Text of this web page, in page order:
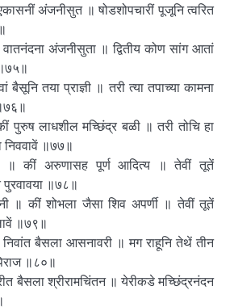
अंजनीसुत ॥ षोडशोपचारीं पूजूनि त्वरित
वातनंदना अंजनीसुता ॥ द्वितीय कोण सांग आतां
तया प्राज्ञी ॥ तरी त्या तपाच्या कामना
पुरुष लाधशील मच्छिंद्र बळी ॥ तरी तोचि हा
॥७७॥
॥ कीं अरुणासह पूर्ण आदित्य ॥ तेवीं तूतें
॥७८॥
॥ कीं शोभला जैसा शिव अपर्णी ॥ तेवीं तूतें
॥७९॥
निवांत बैसला आसनावरी ॥ मग राहूनि तेथें तीन
॥८०॥
बैसला श्रीरामचिंतन ॥ येरीकडे मच्छिंद्रनंदन